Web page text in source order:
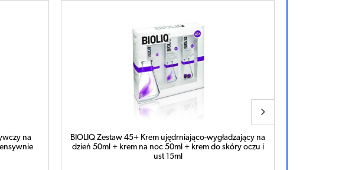
na
oczu i
BIOLIQ Zestaw 35+ Krem na dzień do cery mieszanej
50ml + krem intensywnie odbuduwujący na noc 50ml
+ krem pod oczy 15ml